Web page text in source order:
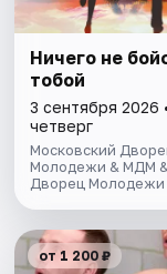
Ничего не
тобой
3 сентября 2026 •
четверг
Московский
Молодежи & МДМ &
Дворец Молодежи
от 1 200 ₽